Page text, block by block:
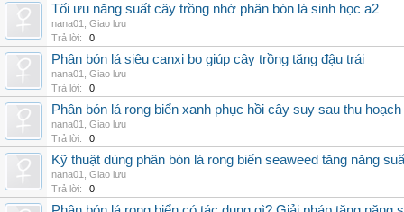
Tối ưu năng suất cây trồng nhờ phân bón lá sinh học a2
nana01
Giao lưu
Trả lời:
0
Phân bón lá siêu canxi bo giúp cây trồng tăng đậu trái
nana01
Giao lưu
Trả lời:
0
Phân bón lá rong biển xanh phục hồi cây suy sau thu hoạch
nana01
Giao lưu
Trả lời:
0
Kỹ thuật dùng phân bón lá rong biển seaweed tăng năng
nana01
Giao lưu
Trả lời:
0